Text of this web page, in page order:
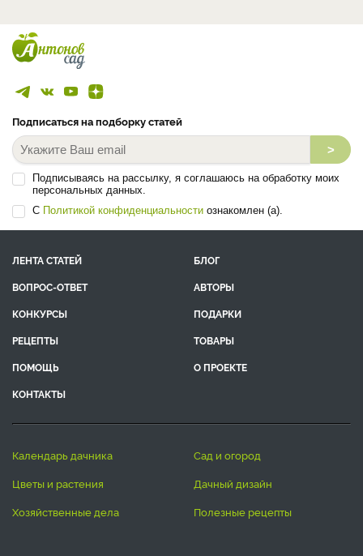
Подписаться на подборку статей
>
Подписываясь на рассылку, я соглашаюсь на обработку моих
персональных данных.
С Политикой конфиденциальности ознакомлен (а).
ЛЕНТА СТАТЕЙ
БЛОГ
ВОПРОС-ОТВЕТ
АВТОРЫ
КОНКУРСЫ
ПОДАРКИ
РЕЦЕПТЫ
ТОВАРЫ
ПОМОЩЬ
О ПРОЕКТЕ
КОНТАКТЫ
календарь дачника
сад и огород
цветы и растения
дачный дизайн
хозяйственные дела
полезные рецепты